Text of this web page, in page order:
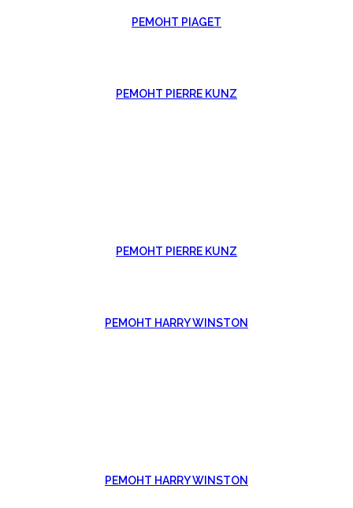
РЕМОНТ PIAGET
РЕМОНТ PIERRE KUNZ
РЕМОНТ PIERRE KUNZ
РЕМОНТ HARRY WINSTON
РЕМОНТ HARRY WINSTON